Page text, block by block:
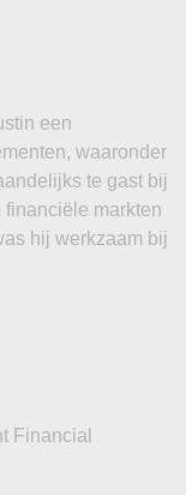
een
waaronder
te gast bij
markten
hij werkzaam bij